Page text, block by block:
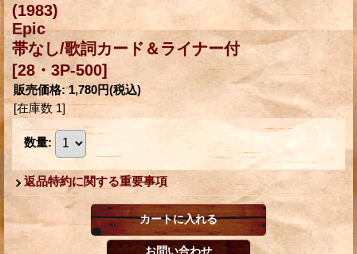
(1983)
Epic
帯なし/歌詞カード＆ライナー付
[28・3P-500]
販売価格: 1,780円(税込)
[在庫数 1]
数量:
返品特約に関する重要事項